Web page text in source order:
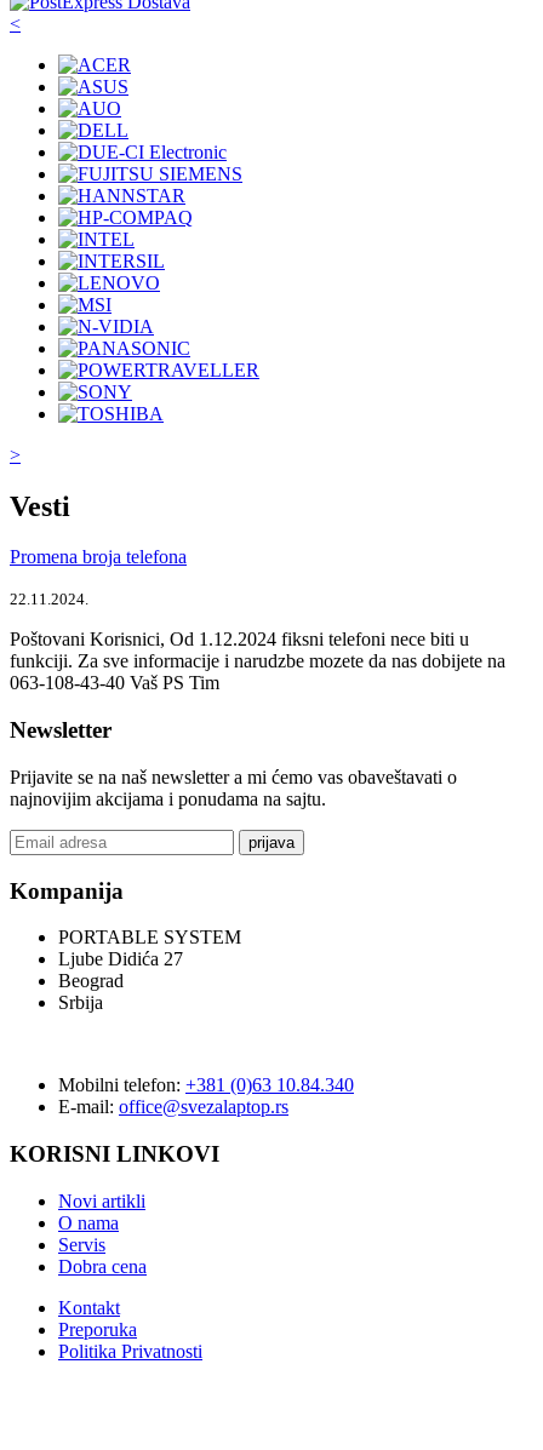
<
>
Vesti
Promena broja telefona
22.11.2024.
Poštovani Korisnici, Od 1.12.2024 fiksni telefoni nece biti u
funkciji. Za sve informacije i narudzbe mozete da nas dobijete na
063-108-43-40 Vaš PS Tim
Newsletter
Prijavite se na naš newsletter a mi ćemo vas obaveštavati o
najnovijim akcijama i ponudama na sajtu.
prijava
Kompanija
PORTABLE SYSTEM
Ljube Didića 27
Beograd
Srbija
Mobilni telefon: +381 (0)63 10.84.340
E-mail: office@svezalaptop.rs
KORISNI LINKOVI
Novi artikli
O nama
Servis
Dobra cena
Kontakt
Preporuka
Politika Privatnosti